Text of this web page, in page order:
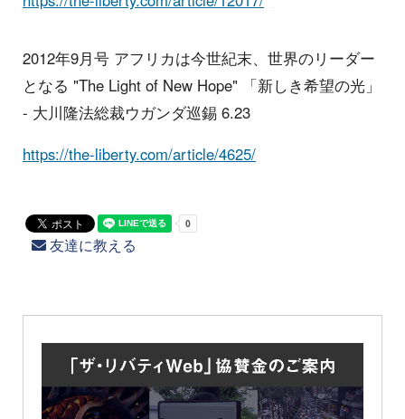
2012年9月号 アフリカは今世紀末、世界のリーダー
となる "The Light of New Hope" 「新しき希望の光」
- 大川隆法総裁ウガンダ巡錫 6.23
https://the-liberty.com/article/4625/
友達に教える